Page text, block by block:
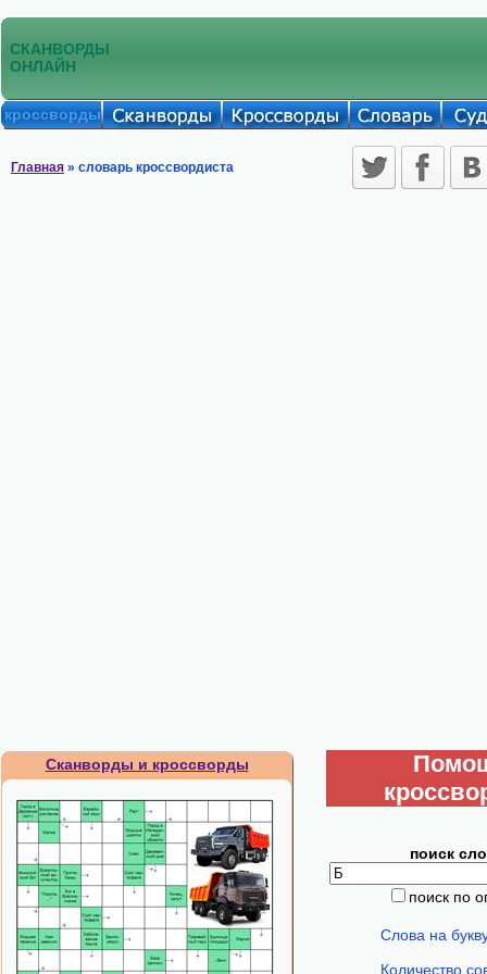
СКАНВОРДЫ
ОНЛАЙН
кроссворды
Главная » словарь кроссвордиста
Сканворды и кроссворды
поиск
поиск по
Слова на
Количество